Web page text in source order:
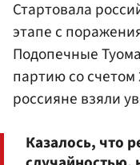
Стартовала
этапе с
Подопечные
партию со
россияне взяли
Казалось, что